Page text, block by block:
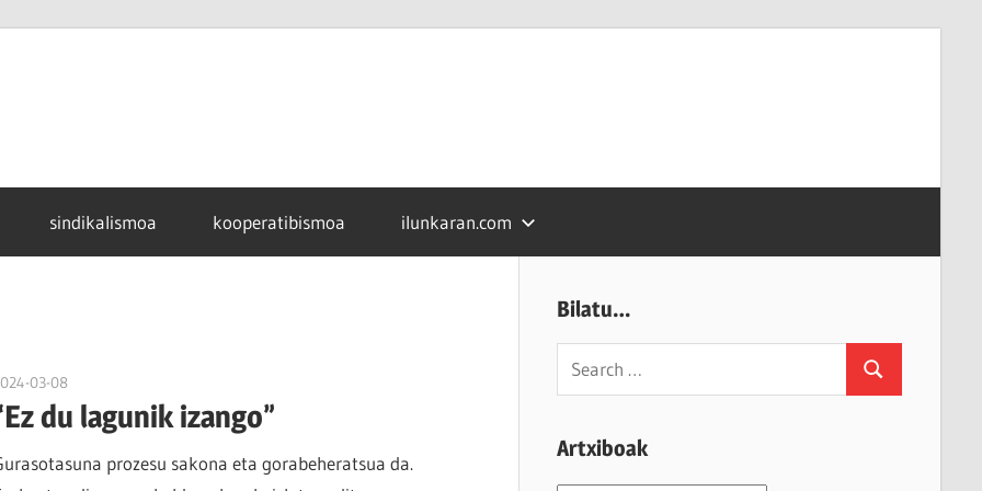
sindikalismoa kooperatibismoa ilunkaran.com
03-08
Ez du lagunik izango”
prozesu sakona eta gorabeheratsua da.
Bilatu…
Search
for:
Search
Artxiboak